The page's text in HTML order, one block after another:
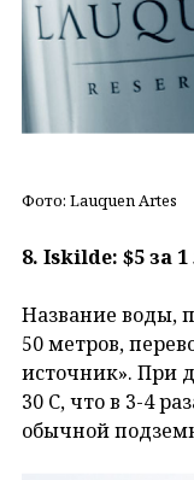
Фото: Lauquen Artes
8. Iskilde: $5 за 1
Название воды,
50 метров,
источник». При
30 С, что в 3-4
обычной